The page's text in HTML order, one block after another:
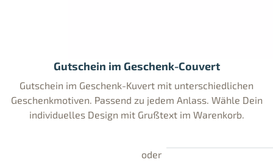
Gutschein im Geschenk-Couvert
Gutschein im Geschenk-Kuvert mit unterschiedlichen
Geschenkmotiven. Passend zu jedem Anlass. Wähle Dein
individuelles Design mit Grußtext im Warenkorb.